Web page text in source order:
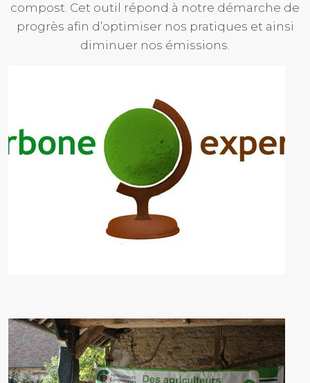
compost. Cet outil répond à notre démarche de
progrès afin d’optimiser nos pratiques et ainsi
diminuer nos émissions.